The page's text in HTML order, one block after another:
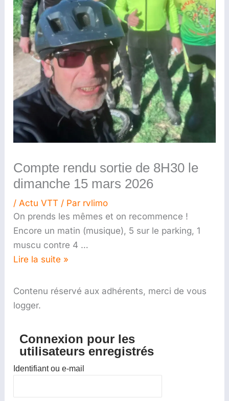
Compte rendu sortie de 8H30 le
dimanche 15 mars 2026
/Actu VTT / Par rvlimo
On prends les mêmes et on recommence !
Encore un matin (musique), 5 sur le parking, 1
muscu contre 4 …
Lire la suite »
Contenu réservé aux adhérents, merci de vous
logger.
Connexion pour les
utilisateurs enregistrés
Identifiant ou e-mail